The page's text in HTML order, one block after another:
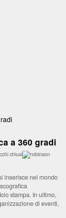
a 360 gradi
inserisce nel mondo
stampa. In ultimo,
di eventi,